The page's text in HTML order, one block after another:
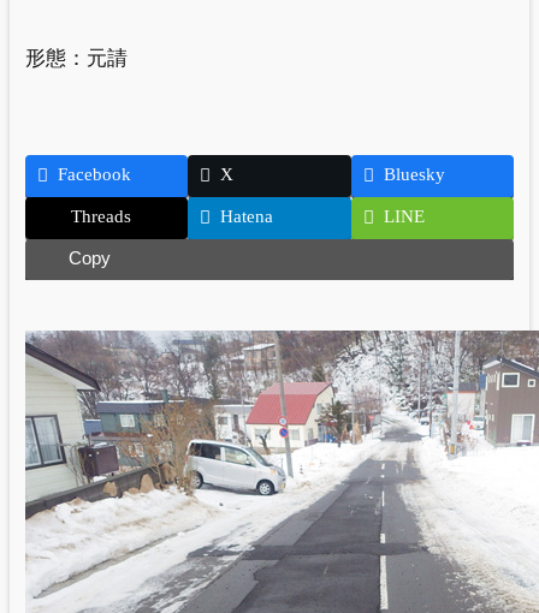
形態： 元請
Facebook X Bluesky
Threads Hatena LINE
Copy